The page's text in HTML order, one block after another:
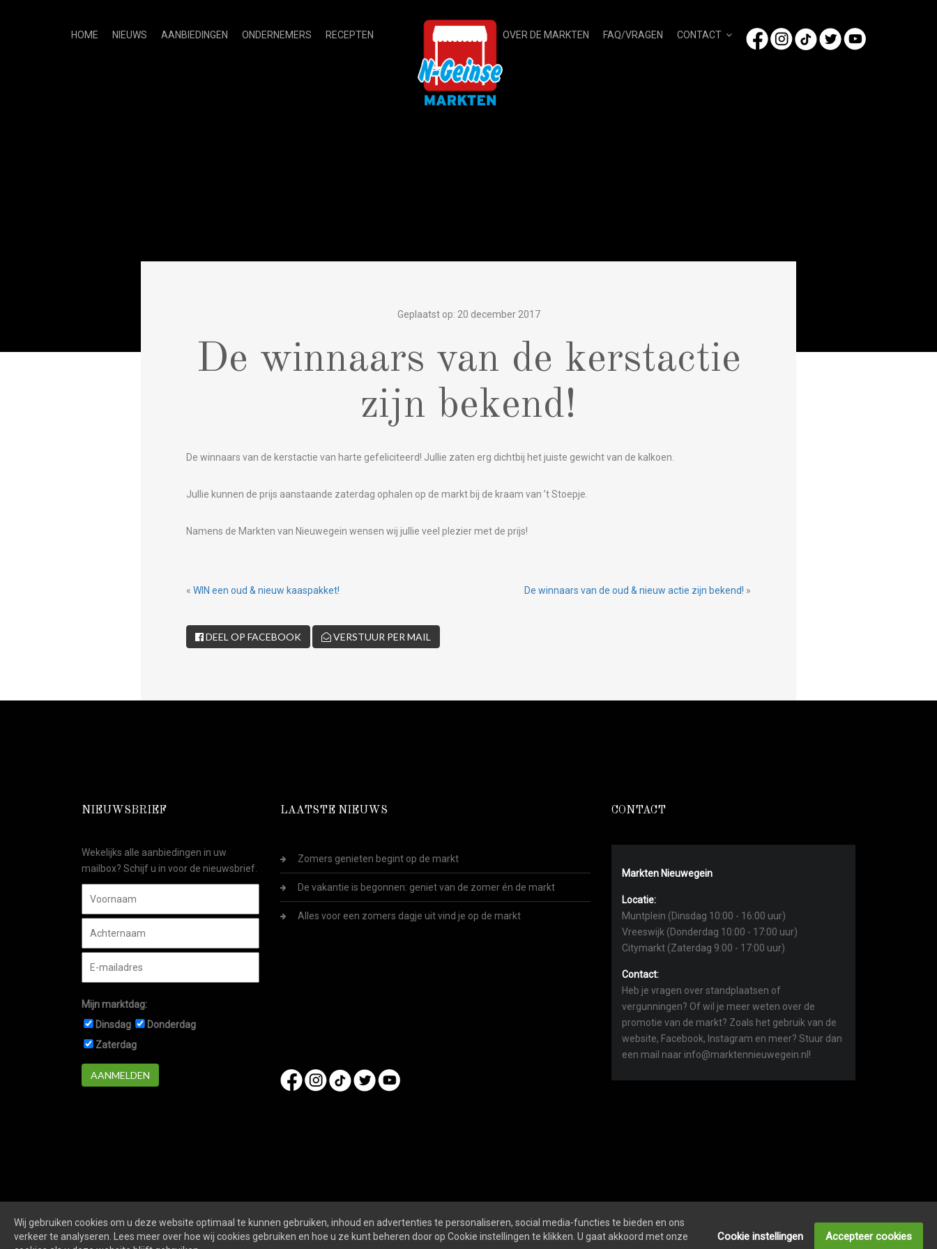
HOME NIEUWS AANBIEDINGEN ONDERNEMERS RECEPTEN OVER DE MARKTEN FAQ/VRAGEN CONTACT
Geplaatst op: 20 december 2017
De winnaars van de kerstactie
zijn bekend!
De winnaars van de kerstactie van harte gefeliciteerd! Jullie zaten erg dichtbij het juiste gewicht van de kalkoen.
Jullie kunnen de prijs aanstaande zaterdag ophalen op de markt bij de kraam van ’t Stoepje.
Namens de Markten van Nieuwegein wensen wij jullie veel plezier met de prijs!
« WIN een oud & nieuw kaaspakket! De winnaars van de oud & nieuw actie zijn bekend! »
DEEL OP FACEBOOK VERSTUUR PER MAIL
NIEUWSBRIEF
Wekelijks alle aanbiedingen in uw
mailbox? Schijf u in voor de nieuwsbrief.
Mijn marktdag:
Dinsdag
Donderdag
Zaterdag
AANMELDEN
LAATSTE NIEUWS
Zomers genieten begint op de markt
De vakantie is begonnen: geniet van de zomer én de markt
Alles voor een zomers dagje uit vind je op de markt
CONTACT
Markten Nieuwegein
Locatie:
Muntplein (Dinsdag 10:00 - 16:00 uur)
Vreeswijk (Donderdag 10:00 - 17:00 uur)
Citymarkt (Zaterdag 9:00 - 17:00 uur)
Contact:
Heb je vragen over standplaatsen of
vergunningen? Of wil je meer weten over de
promotie van de markt? Zoals het gebruik van de
website, Facebook, Instagram en meer? Stuur dan
een mail naar info@marktennieuwegein.nl!
Marktennieuwegein.nlis een website vanDe Markt Online ALGEMENE VOORWAARDEN PRIVACY- EN COOKIEVERKLARING
ONDERNEMERS LOGIN
SOCIALS
Wij gebruiken cookies om u deze website optimaal te kunnen gebruiken, inhoud en advertenties te personaliseren, social media-functies te bieden en ons
verkeer te analyseren. Lees meer over hoe wij cookies gebruiken en hoe u ze kunt beheren door op Cookie instellingen te klikken. U gaat akkoord met onze
Cookie instellingen Accepteer cookies